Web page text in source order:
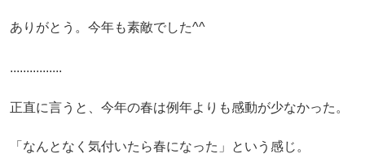
ありがとう。今年も素敵でした^^
................
正直に言うと、今年の春は例年よりも感動が少なかった。
「なんとなく気付いたら春になった」という感じ。